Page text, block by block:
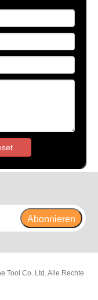
Abonnieren
Tool Co. Ltd. Alle Rechte